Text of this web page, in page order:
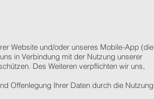
Website und/oder unseres Mobile-App (die
in Verbindung mit der Nutzung unserer
Des Weiteren verpflichten wir uns,
Offenlegung Ihrer Daten durch die Nutzung